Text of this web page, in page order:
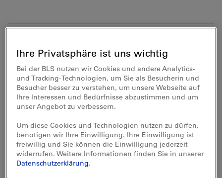
2.7 MB
Aefligen
3.3 MB
Ausserberg
Belp
3.2 MB
Belp Steinbach
Bern Brünnen Westside
Bern Bümpliz Nord
Ihre Privatsphäre ist uns wichtig
Bei der BLS nutzen wir Cookies und andere Analytics-
und Tracking-Technologien, um Sie als Besucherin und
Besucher besser zu verstehen, um unsere Webseite auf
Ihre Interessen und Bedürfnisse abzustimmen und um
unser Angebot zu verbessern.
Um diese Cookies und Technologien nutzen zu dürfen,
benötigen wir Ihre Einwilligung. Ihre Einwilligung ist
freiwillig und Sie können die Einwilligung jederzeit
widerrufen. Weitere Informationen finden Sie in unserer
Datenschutzerklärung.